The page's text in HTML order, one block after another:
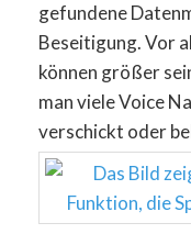
gefundene
Beseitigung. Vor
können größer
man viele Voice
verschickt oder